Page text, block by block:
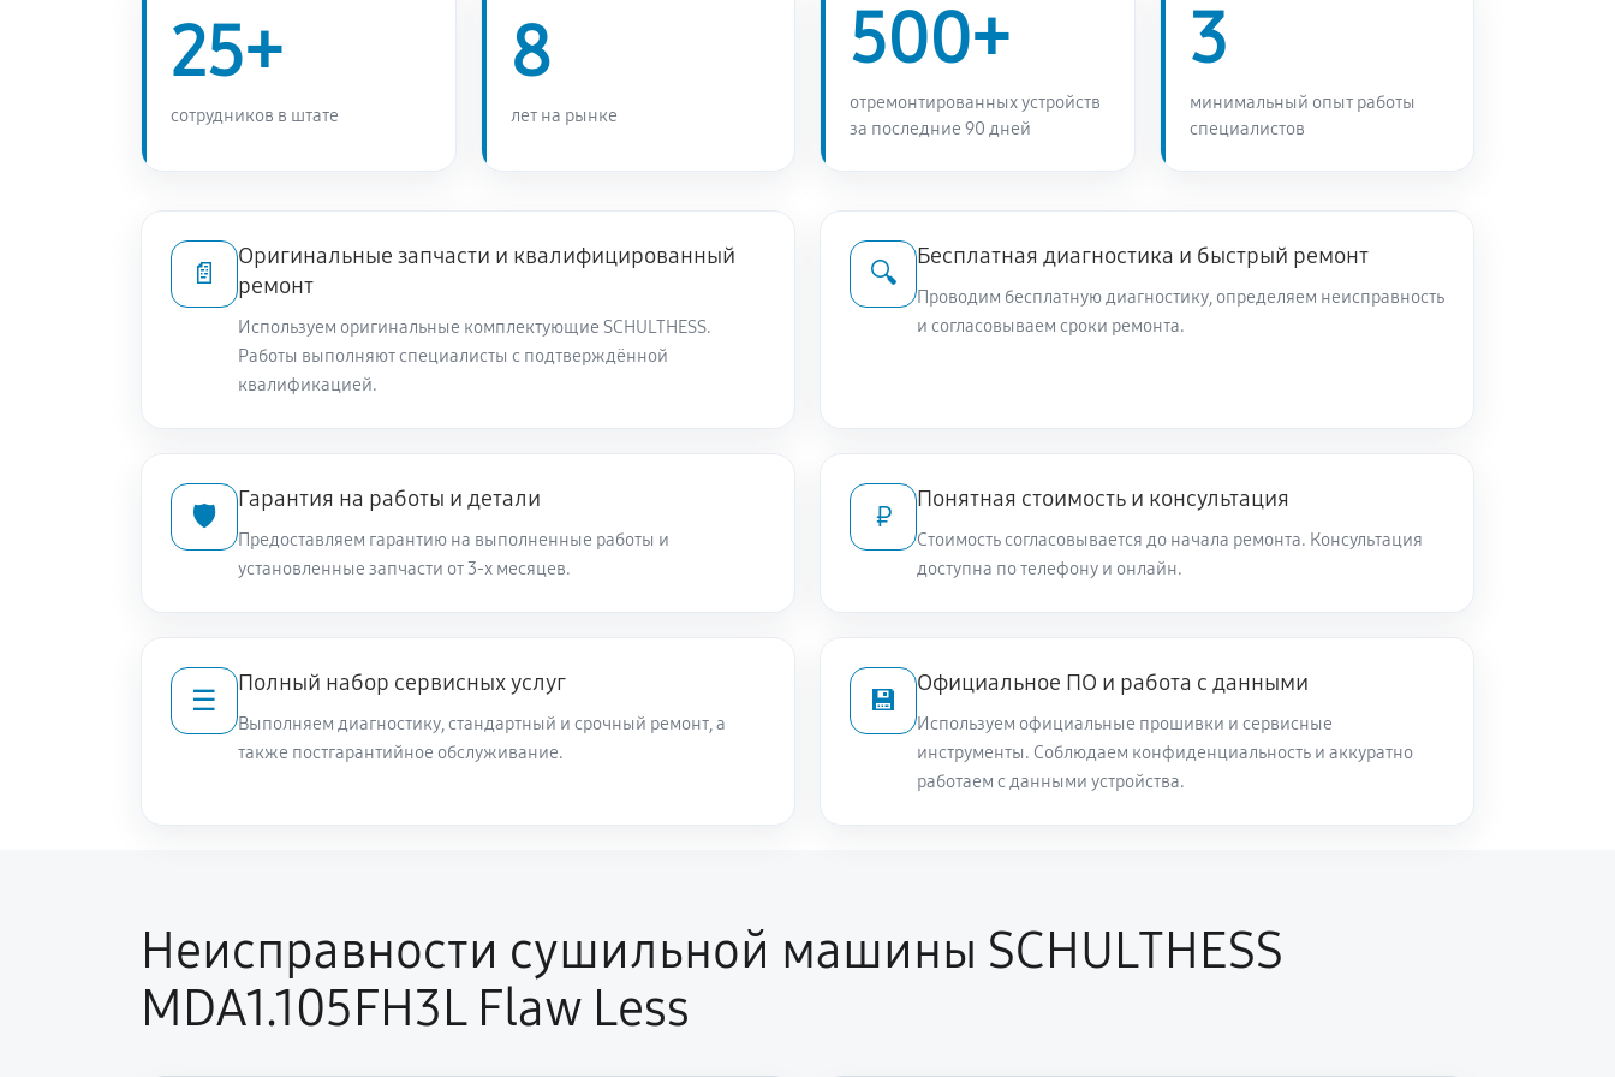
25+
сотрудников в штате
8
лет на рынке
500+
отремонтированных устройств
за последние 90 дней
3
минимальный опыт работы
специалистов
📄
Оригинальные запчасти и квалифицированный
ремонт
Используем оригинальные комплектующие SCHULTHESS.
Работы выполняют специалисты с подтверждённой
квалификацией.
🔍
Бесплатная диагностика и быстрый ремонт
Проводим бесплатную диагностику, определяем неисправность
и согласовываем сроки ремонта.
🛡️
Гарантия на работы и детали
Предоставляем гарантию на выполненные работы и
установленные запчасти от 3-х месяцев.
₽
Понятная стоимость и консультация
Стоимость согласовывается до начала ремонта. Консультация
доступна по телефону и онлайн.
☰
Полный набор сервисных услуг
Выполняем диагностику, стандартный и срочный ремонт, а
также постгарантийное обслуживание.
💾
Официальное ПО и работа с данными
Используем официальные прошивки и сервисные
инструменты. Соблюдаем конфиденциальность и аккуратно
работаем с данными устройства.
Неисправности сушильной машины SCHULTHESS
MDA1.105FH3L Flaw Less